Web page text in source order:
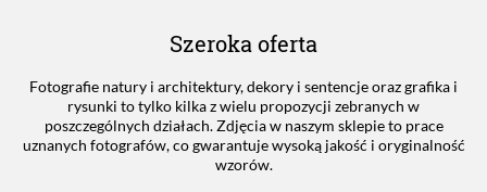
Szeroka oferta
Fotografie natury i architektury, dekory i sentencje oraz grafika i
rysunki to tylko kilka z wielu propozycji zebranych w
poszczególnych działach. Zdjęcia w naszym sklepie to prace
uznanych fotografów, co gwarantuje wysoką jakość i oryginalność
wzorów.